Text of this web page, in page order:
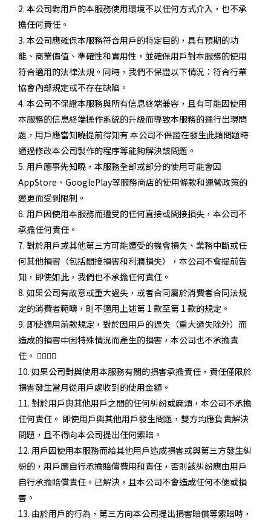
2. 本公司對用戶的本服務使用環境不以任何方式介入，也不承
擔任何責任。
3. 本公司應確保本服務符合用戶的特定目的，具有預期的功
能、商業價值、準確性和實用性，並確保用戶對本服務的使用
符合適用的法律法規。同時，我們不保證以下情況：符合行業
協會內部規定或不存在缺陷。
4. 本公司不保證本服務與所有信息終端兼容，且有可能因使用
本服務的信息終端操作系統的升級而導致本服務的運行出現問
題，用戶應當知曉提前得知有 本公司不保證在發生此類問題時
通過修改本公司製作的程序等能夠解決該問題。
5. 用戶應事先知曉，本服務全部或部分的使用可能會因
AppStore、GooglePlay等服務商店的使用條款和運營政策的
變更而受到限制。
6. 用戶因使用本服務而遭受的任何直接或間接損失，本公司不
承擔任何責任。
7. 對於用戶或其他第三方可能遭受的機會損失、業務中斷或任
何其他損害（包括間接損害和利潤損失），本公司不會提前告
知，即使如此，我們也不承擔任何責任。
8. 如果公司有故意或重大過失，或者合同屬於消費者合同法規
定的消費者範疇，則不適用上述第 1 款至第 1 款的規定。
9. 即使適用前款規定，對於因用戶的過失（重大過失除外）而
造成的損害中因特殊情況而產生的損害，本公司也不承擔責
任。 
10. 如果公司對與使用本服務有關的損害承擔責任，責任僅限於
損害發生當月從用戶處收到的使用金額。
11. 對於用戶與其他用戶之間的任何糾紛或麻煩，本公司不承擔
任何責任。 即使用戶與其他用戶發生問題，雙方均應負責解決
問題，且不得向本公司提出任何索賠。
12. 用戶因使用本服務而給其他用戶造成損害或與第三方發生糾
紛的，用戶應自行承擔賠償費用和責任，否則該糾紛應由用戶
自行承擔賠償責任。已解決，且本公司不會造成任何不便或損
害。
13. 由於用戶的行為，第三方向本公司提出損害賠償等索賠時，